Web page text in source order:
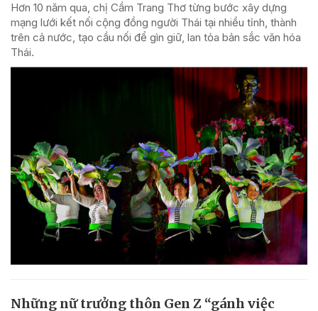
Hơn 10 năm qua, chị Cầm Trang Thơ từng bước xây dựng
mạng lưới kết nối cộng đồng người Thái tại nhiều tỉnh, thành
trên cả nước, tạo cầu nối để gìn giữ, lan tỏa bản sắc văn hóa
Thái.
Những nữ trưởng thôn Gen Z “gánh việc